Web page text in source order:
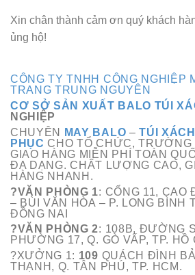
Xin chân thành cảm ơn quý khách
ủng hộ!
CÔNG TY TNHH CÔNG NGHIỆP
TRANG TRUNG NGUYÊN
CƠ SỞ SẢN XUẤT BALO TÚI
NGHIỆP
CHUYÊN
MAY BALO –TÚI XÁCH
PHỤC CHO TỔ CHỨC, TRƯỜNG
GIAO HÀNG MIỄN PHÍ TOÀN
ĐA DẠNG. CHẤT LƯỢNG CAO,
HÀNG NHANH.
?VĂN PHÒNG 1: CỔNG 11, CAO
– BÙI VĂN HÒA – P. LONG BÌNH
ĐỒNG NAI
?VĂN PHÒNG 2: 108B, ĐƯỜNG
PHƯỜNG 17, Q. GÒ VẤP, TP. HỒ
?XƯỞNG 1: 109 QUÁCH ĐÌNH
THẠNH, Q. TÂN PHÚ, TP. HCM.